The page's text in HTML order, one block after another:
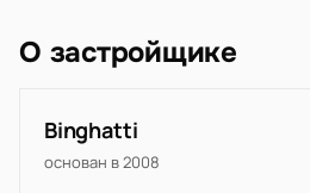
О застройщике
Binghatti
основан в 2008